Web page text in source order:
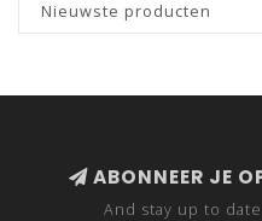
Nieuwste producten
ABONNEER JE
And stay up to